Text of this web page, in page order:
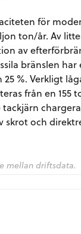
för
ton/år. Av
av
bränslen
%. Verkligt
från en 155
skrot och
mellan driftsdata.